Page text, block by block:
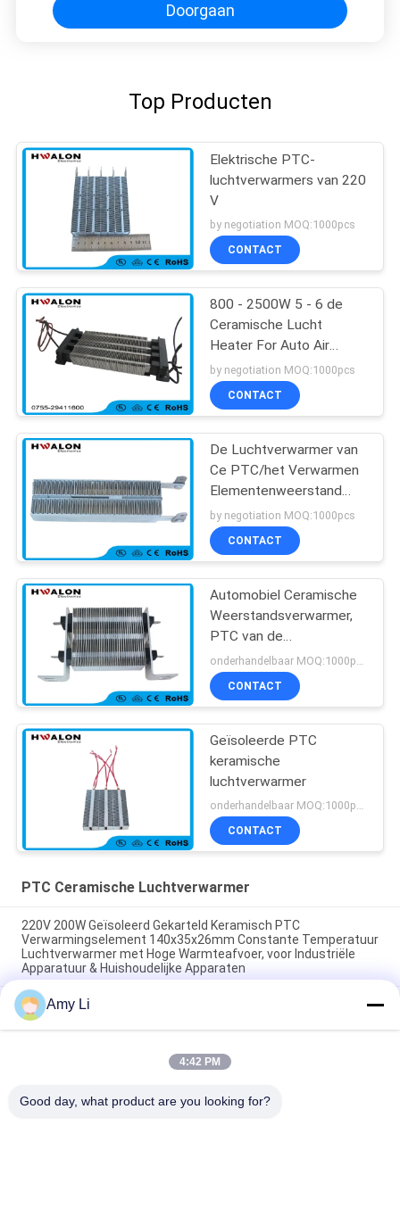
Doorgaan
Top Producten
Elektrische PTC-
luchtverwarmers van 220
V
by negotiation MOQ:1000pcs
CONTACT
800 - 2500W 5 - 6 de
Ceramische Lucht
Heater For Auto Air
Conditioner van M/S
220v Ptc
by negotiation MOQ:1000pcs
CONTACT
De Luchtverwarmer van
Ce PTC/het Verwarmen
Elementenweerstand
voor Vloer het
Verwarmen Thermostaat
by negotiation MOQ:1000pcs
CONTACT
Automobiel Ceramische
Weerstandsverwarmer,
PTC van de
Autoairconditioning
Straalkachel
CONTACT
Geïsoleerde PTC
keramische
luchtverwarmer
onderhandelbaar MOQ:1000pcs
CONTACT
PTC Ceramische Luchtverwarmer
220V 200W Geïsoleerd Gekarteld Keramisch PTC
Verwarmingselement 140x35x26mm Constante Temperatuur
Luchtverwarmer met Hoge Warmteafvoer, voor Industriële
Apparatuur & Huishoudelijke Apparaten
Ruimte Energiebesparing PTC Auto ventilator
Luchtverwarmer constante temperatuur Verwarming
Luchtverwarming Element Veilig thuis
48V 200w 75x76x26mm ptc keramische luchtventilator
Amy Li
4:42 PM
Good day, what product are you looking for?